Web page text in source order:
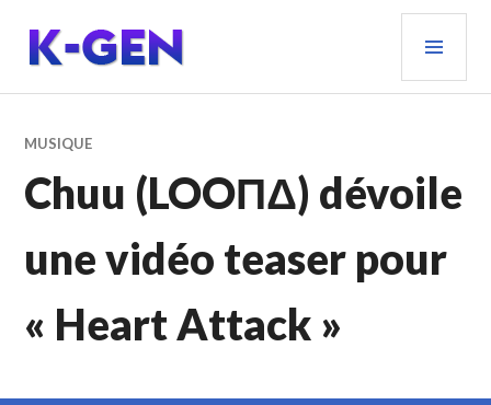
contenu
principal
K-GEN
MUSIQUE
Chuu (LOOΠΔ) dévoile
une vidéo teaser pour
« Heart Attack »